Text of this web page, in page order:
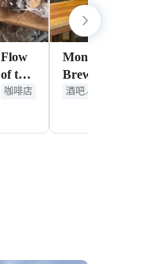
Flow
of the
Heart
咖啡店
Montañita
Brewing
Company
酒吧／小餐館